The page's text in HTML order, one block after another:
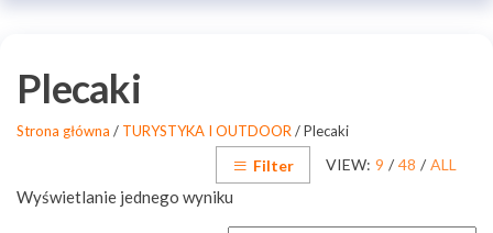
Plecaki
Strona główna / TURYSTYKA I OUTDOOR / Plecaki
VIEW: 9 / 48 / ALL
Filter
Wyświetlanie jednego wyniku